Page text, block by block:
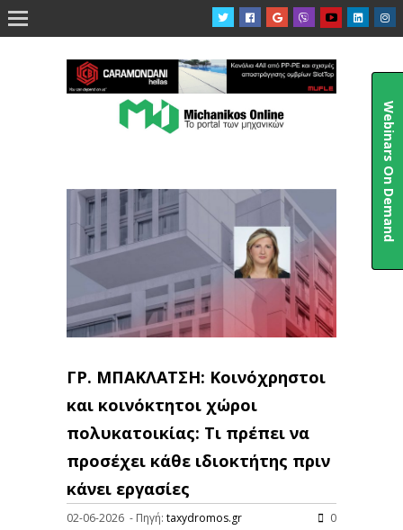

ΓΡ. ΜΠΑΚΛΑΤΣΗ: Κοινόχρηστοι
και κοινόκτητοι χώροι
πολυκατοικίας: Τι πρέπει να
προσέχει κάθε ιδιοκτήτης πριν
κάνει εργασίες
02-06-2026 - Πηγή: taxydromos.gr 0
Webinars On Demand